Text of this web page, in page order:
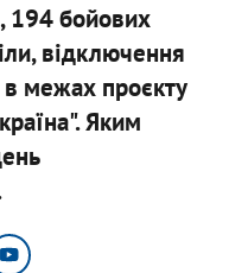
194 бойових
відключення
в межах проєкту
Яким